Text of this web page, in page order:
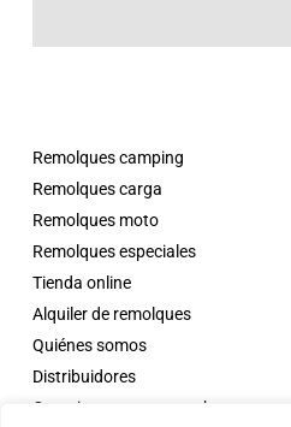
Quiénes somos
Distribuidores
Campings con comanche
Remolques camping
Remolques carga
Remolques moto
Remolques especiales
Tienda online
Alquiler de remolques